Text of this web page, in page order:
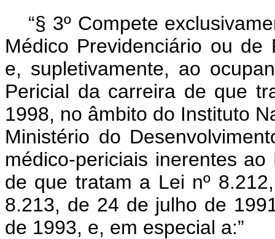
“§ 3º Compete
Médico Previdenciário ou de
e, supletivamente, ao
Pericial da carreira de que
1998, no âmbito do Instituto
Ministério do
médico-periciais inerentes
de que tratam a Lei nº
8.213, de 24 de julho de
de 1993, e, em especial a:”